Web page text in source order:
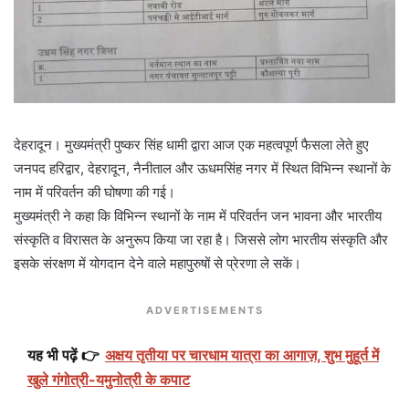
देहरादून। मुख्यमंत्री पुष्कर सिंह धामी द्वारा आज एक महत्वपूर्ण फैसला लेते हुए
जनपद हरिद्वार, देहरादून, नैनीताल और ऊधमसिंह नगर में स्थित विभिन्न स्थानों के
नाम में परिवर्तन की घोषणा की गई।
मुख्यमंत्री ने कहा कि विभिन्न स्थानों के नाम में परिवर्तन जन भावना और भारतीय
संस्कृति व विरासत के अनुरूप किया जा रहा है। जिससे लोग भारतीय संस्कृति और
इसके संरक्षण में योगदान देने वाले महापुरुषों से प्रेरणा ले सकें।
ADVERTISEMENTS
यह भी पढ़ें 👉 अक्षय तृतीया पर चारधाम यात्रा का आगाज़, शुभ मुहूर्त में
खुले गंगोत्री-यमुनोत्री के कपाट